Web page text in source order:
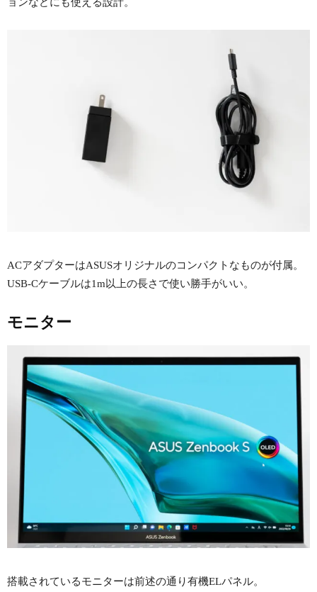
ACアダプターはASUSオリジナルのコンパクトなものが付属。
USB-Cケーブルは1m以上の長さで使い勝手がいい。
モニター
搭載されているモニターは前述の通り有機ELパネル。